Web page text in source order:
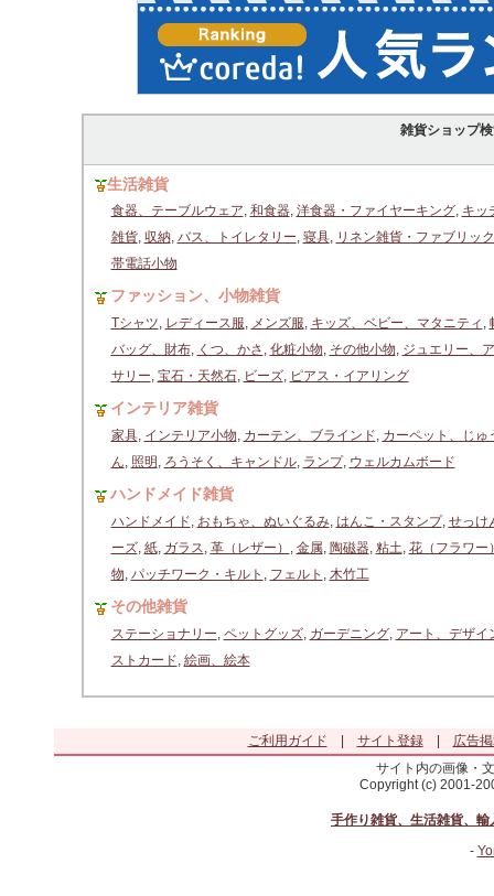
雑貨ショップ
生活雑貨
食器、テーブルウェア, 和食器, 洋食器・ファイヤーキング, キッ
雑貨, 収納, バス、トイレタリー, 寝具, リネン雑貨・ファブリック
帯電話小物
ファッション、小物雑貨
Tシャツ, レディース服, メンズ服, キッズ、ベビー、マタニティ ,
バッグ、財布, くつ、かさ , 化粧小物, その他小物, ジュエリー、
サリー, 宝石・天然石, ビーズ, ピアス・イアリング
インテリア雑貨
家具, インテリア小物, カーテン、ブラインド, カーペット、じゅ
ん, 照明 , ろうそく、キャンドル, ランプ, ウェルカムボード
ハンドメイド雑貨
ハンドメイド, おもちゃ、ぬいぐるみ, はんこ・スタンプ, せっけ
ーズ, 紙, ガラス, 革（レザー） , 金属, 陶磁器, 粘土, 花（フラワー
物, パッチワーク・キルト , フェルト , 木竹工
その他雑貨
ステーショナリー, ペットグッズ, ガーデニング, アート、デザイ
ストカード, 絵画、絵本
ご利用ガイド サイト登録|
広告
サイト内の画像・
Copyright (c) 2001-
手作り雑貨、生活雑貨、
-